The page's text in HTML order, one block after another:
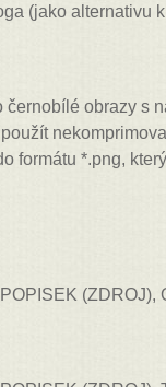
(jako alternativu
obrazy s
formátu *.png,
(ZDROJ),